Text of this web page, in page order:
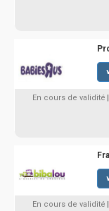
En cours de validité
En cours de validité